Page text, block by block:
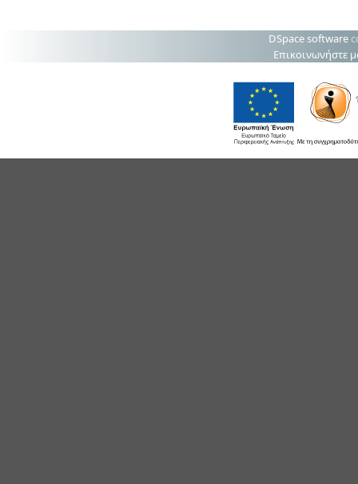
DSpace software
Επικοινωνήστε